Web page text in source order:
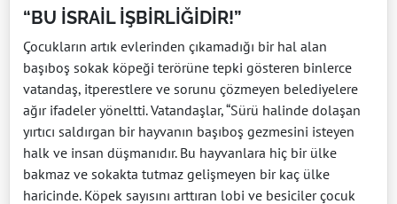
“BU İSRAİL İŞBİRLİĞİDİR!”
Çocukların artık evlerinden çıkamadığı bir hal alan
başıboş sokak köpeği terörüne tepki gösteren binlerce
vatandaş, itperestlere ve sorunu çözmeyen belediyelere
ağır ifadeler yöneltti. Vatandaşlar, “Sürü halinde dolaşan
yırtıcı saldırgan bir hayvanın başıboş gezmesini isteyen
halk ve insan düşmanıdır. Bu hayvanlara hiç bir ülke
bakmaz ve sokakta tutmaz gelişmeyen bir kaç ülke
haricinde. Köpek sayısını arttıran lobi ve besiciler çocuk